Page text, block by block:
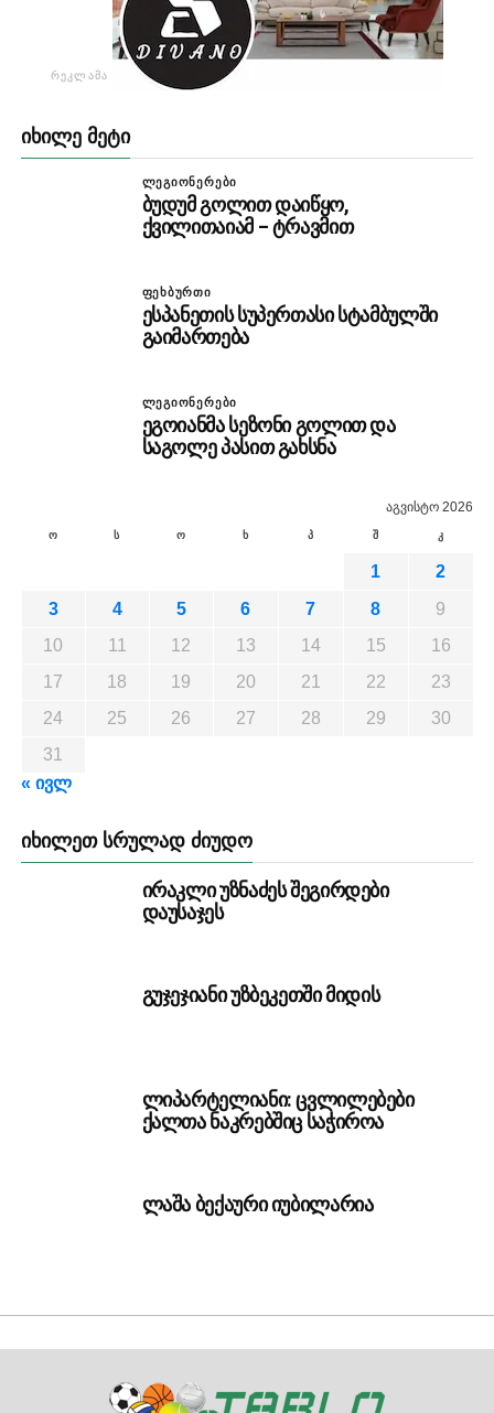
ᲠᲔᲙᲚᲐᲛᲐ
ᲘᲮᲘᲚᲔ ᲛᲔᲢᲘ
ᲚᲔᲒᲘᲝᲜᲔᲠᲔᲑᲘ
ბუდუმ გოლით დაიწყო,
ქვილითაიამ – ტრავმით
ᲤᲔᲮᲑᲣᲠᲗᲘ
ესპანეთის სუპერთასი სტამბულში
გაიმართება
ᲚᲔᲒᲘᲝᲜᲔᲠᲔᲑᲘ
ეგოიანმა სეზონი გოლით და
საგოლე პასით გახსნა
აგვისტო 2026
ო ს ო ხ პ შ კ
1
2
3
4 5 6 7 8
9
10
11 12 13 14 15
16
17
18 19 20 21 22
23
24
25 26 27 28 29
30
31
« ივლ
ᲘᲮᲘᲚᲔᲗ ᲡᲠᲣᲚᲐᲓ ᲫᲘᲣᲓᲝ
ირაკლი უზნაძეს შეგირდები
დაუსაჯეს
გუჯეჯიანი უზბეკეთში მიდის
ლიპარტელიანი: ცვლილებები
ქალთა ნაკრებშიც საჭიროა
ლაშა ბექაური იუბილარია